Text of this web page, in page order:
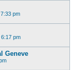
pm
pm
Geneve